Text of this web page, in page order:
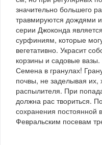
значительно большего
травмируются дождями
серии Джоконда
сурфиниям, которые
вегетативно. Украсит
корзины и садовые вазы.
Семена в гранулах!
почвы, не заделывая
распылителя. При
должна рас твориться.
сохранения постоянной
Февральским посевам